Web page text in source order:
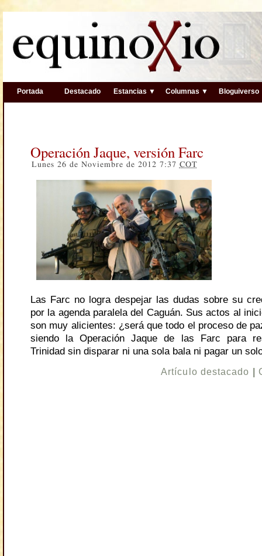
Portada Destacado Estancias ▼ Columnas ▼ Bloguiverso
Operación Jaque, versión Farc
Lunes 26 de Noviembre de 2012 7:37 COT
Las Farc no logra despejar las dudas sobre su
por la agenda paralela del Caguán. Sus actos al
son muy alicientes: ¿será que todo el proceso de
siendo la Operación Jaque de las Farc para
Trinidad sin disparar ni una sola bala ni pagar un
Artículo destacado